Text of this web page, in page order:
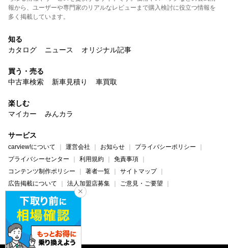
報から、ユーザーや専門家のリアルなレビューまで購入検討に役立つ情報を
多く掲載しています。
知る
カタログ
ニュース オリジナル記事
買う・売る
中古車検索
新車見積り 車買取
楽しむ
マイカー
みんカラ
サービス
carview!について 運営会社 お知らせ
プライバシーポリシー
プライバシーセンター
利用規約
免責事項
コンテンツ制作ポリシー
著者一覧
サイトマップ
広告掲載について
法人加盟店募集
ご意見・ご要望
ヘルプ・お問い合わせ
carview! Yahoo! JAPAN